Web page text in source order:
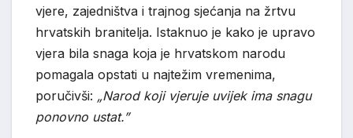
vjere, zajedništva i trajnog sjećanja na žrtvu
hrvatskih branitelja. Istaknuo je kako je upravo
vjera bila snaga koja je hrvatskom narodu
pomagala opstati u najtežim vremenima,
poručivši: „Narod koji vjeruje uvijek ima snagu
ponovno ustat.”